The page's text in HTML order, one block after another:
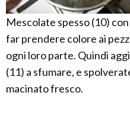
Mescolate spesso (10)
far prendere colore ai
ogni loro parte. Quindi
(11) a sfumare, e
macinato fresco.